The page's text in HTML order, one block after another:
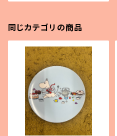
同じカテゴリの商品